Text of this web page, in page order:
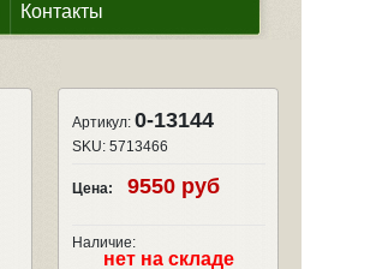
Контакты
Артикул: 0-13144
SKU: 5713466
Цена: 9550 руб
Наличие:
нет на складе